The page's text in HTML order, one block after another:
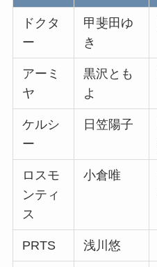
ドクタ
ー
甲斐田ゆ
き
アーミ
ヤ
黒沢とも
よ
ケルシ
ー
日笠陽子
ロスモ
ンティ
ス
小倉唯
PRTS 浅川悠